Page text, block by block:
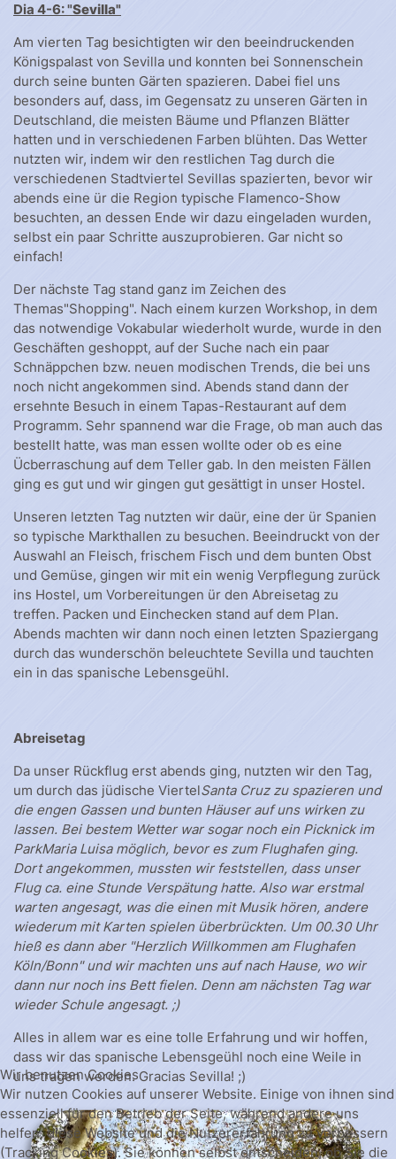
Dia 4-6: "Sevilla"
Am vierten Tag besichtigten wir den beeindruckenden
Königspalast von Sevilla und konnten bei Sonnenschein
durch seine bunten Gärten spazieren. Dabei fiel uns
besonders auf, dass, im Gegensatz zu unseren Gärten in
Deutschland, die meisten Bäume und Pflanzen Blätter
hatten und in verschiedenen Farben blühten. Das Wetter
nutzten wir, indem wir den restlichen Tag durch die
verschiedenen Stadtviertel Sevillas spazierten, bevor wir
abends eine ür die Region typische Flamenco-Show
besuchten, an dessen Ende wir dazu eingeladen wurden,
selbst ein paar Schritte auszuprobieren. Gar nicht so
einfach!
Der nächste Tag stand ganz im Zeichen des
Themas"Shopping". Nach einem kurzen Workshop, in dem
das notwendige Vokabular wiederholt wurde, wurde in den
Geschäften geshoppt, auf der Suche nach ein paar
Schnäppchen bzw. neuen modischen Trends, die bei uns
noch nicht angekommen sind. Abends stand dann der
ersehnte Besuch in einem Tapas-Restaurant auf dem
Programm. Sehr spannend war die Frage, ob man auch das
bestellt hatte, was man essen wollte oder ob es eine
Ücberraschung auf dem Teller gab. In den meisten Fällen
ging es gut und wir gingen gut gesättigt in unser Hostel.
Unseren letzten Tag nutzten wir daür, eine der ür Spanien
so typische Markthallen zu besuchen. Beeindruckt von der
Auswahl an Fleisch, frischem Fisch und dem bunten Obst
und Gemüse, gingen wir mit ein wenig Verpflegung zurück
ins Hostel, um Vorbereitungen ür den Abreisetag zu
treffen. Packen und Einchecken stand auf dem Plan.
Abends machten wir dann noch einen letzten Spaziergang
durch das wunderschön beleuchtete Sevilla und tauchten
ein in das spanische Lebensgeühl.
Abreisetag
Da unser Rückflug erst abends ging, nutzten wir den Tag,
um durch das jüdische ViertelSanta Cruz zu spazieren und
die engen Gassen und bunten Häuser auf uns wirken zu
lassen. Bei bestem Wetter war sogar noch ein Picknick im
ParkMaria Luisa möglich, bevor es zum Flughafen ging.
Dort angekommen, mussten wir feststellen, dass unser
Flug ca. eine Stunde Verspätung hatte. Also war erstmal
warten angesagt, was die einen mit Musik hören, andere
wiederum mit Karten spielen überbrückten. Um 00.30 Uhr
hieß es dann aber "Herzlich Willkommen am Flughafen
Köln/Bonn" und wir machten uns auf nach Hause, wo wir
dann nur noch ins Bett fielen. Denn am nächsten Tag war
wieder Schule angesagt. ;)
Alles in allem war es eine tolle Erfahrung und wir hoffen,
dass wir das spanische Lebensgeühl noch eine Weile in
uns tragen werden. Gracias Sevilla! ;)
Wir benutzen Cookies
Wir nutzen Cookies auf unserer Website. Einige von ihnen sind
essenziell für den Betrieb der Seite, während andere uns
helfen, diese Website und die Nutzererfahrung zu verbessern
(Tracking Cookies). Sie können selbst entscheiden, ob Sie die